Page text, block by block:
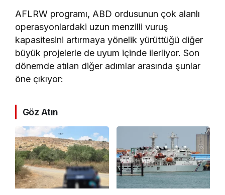
AFLRW programı, ABD ordusunun çok alanlı
operasyonlardaki uzun menzilli vuruş
kapasitesini artırmaya yönelik yürüttüğü diğer
büyük projelerle de uyum içinde ilerliyor. Son
dönemde atılan diğer adımlar arasında şunlar
öne çıkıyor:
Göz Atın